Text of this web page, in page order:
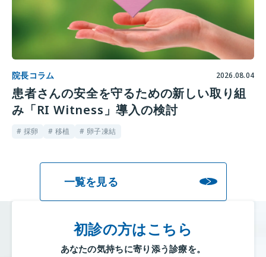
院長コラム 2026.08.04
患者さんの安全を守るための新しい取り組
み「RI Witness」導入の検討
# 採卵 # 移植 # 卵子凍結
一覧を見る
初診の方はこちら
あなたの気持ちに寄り添う診療を。